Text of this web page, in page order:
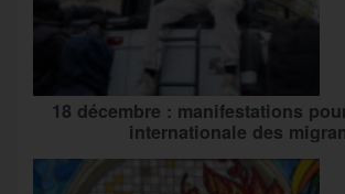
18 décembre : manifestations
internationale des